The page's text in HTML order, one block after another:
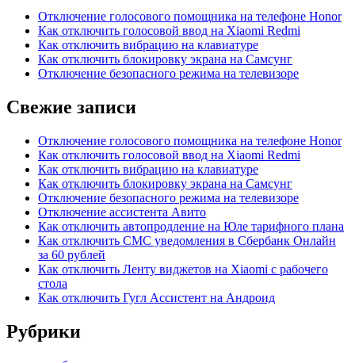
Отключение голосового помощника на телефоне Honor
Как отключить голосовой ввод на Xiaomi Redmi
Как отключить вибрацию на клавиатуре
Как отключить блокировку экрана на Самсунг
Отключение безопасного режима на телевизоре
Свежие записи
Отключение голосового помощника на телефоне Honor
Как отключить голосовой ввод на Xiaomi Redmi
Как отключить вибрацию на клавиатуре
Как отключить блокировку экрана на Самсунг
Отключение безопасного режима на телевизоре
Отключение ассистента Авито
Как отключить автопродление на Юле тарифного плана
Как отключить СМС уведомления в Сбербанк Онлайн
за 60 рублей
Как отключить Ленту виджетов на Xiaomi с рабочего
стола
Как отключить Гугл Ассистент на Андроид
Рубрики